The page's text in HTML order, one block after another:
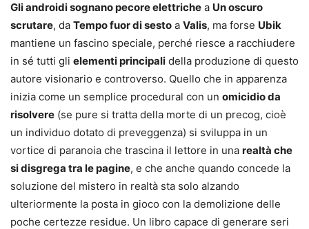
Gli androidi sognano pecore elettriche a Un oscuro
scrutare, da Tempo fuor di sesto a Valis, ma forse Ubik
mantiene un fascino speciale, perché riesce a racchiudere
in sé tutti gli elementi principali della produzione di questo
autore visionario e controverso. Quello che in apparenza
inizia come un semplice procedural con un omicidio da
risolvere (se pure si tratta della morte di un precog, cioè
un individuo dotato di preveggenza) si sviluppa in un
vortice di paranoia che trascina il lettore in una realtà che
si disgrega tra le pagine, e che anche quando concede la
soluzione del mistero in realtà sta solo alzando
ulteriormente la posta in gioco con la demolizione delle
poche certezze residue. Un libro capace di generare seri